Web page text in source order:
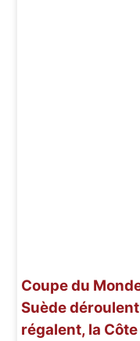
Coupe du
Suède
régalent, la Côte